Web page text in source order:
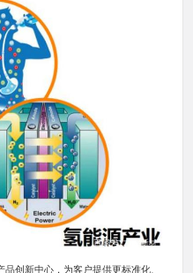
创新中心，为客户提供更标准化、